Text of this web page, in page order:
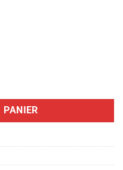
SAVOIE 15 KG
PANIER